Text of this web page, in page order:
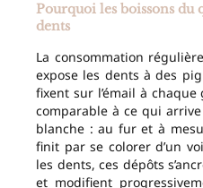
Pourquoi les boissons du
dents
La consommation
expose les dents à des
fixent sur l’émail à
comparable à ce qui
blanche : au fur et à
finit par se colorer d’un
les dents, ces dépôts
et modifient